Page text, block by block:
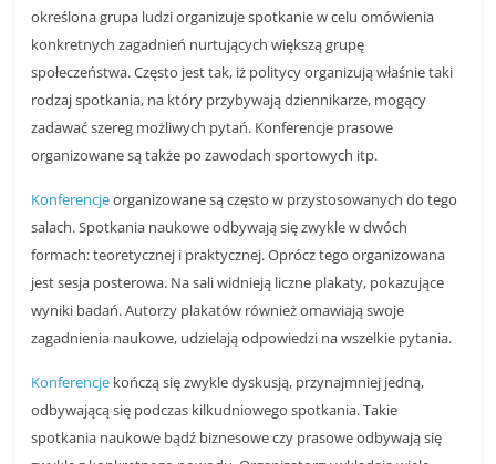
określona grupa ludzi organizuje spotkanie w celu omówienia
konkretnych zagadnień nurtujących większą grupę
społeczeństwa. Często jest tak, iż politycy organizują właśnie taki
rodzaj spotkania, na który przybywają dziennikarze, mogący
zadawać szereg możliwych pytań. Konferencje prasowe
organizowane są także po zawodach sportowych itp.
Konferencjeorganizowane są często w przystosowanych do tego
salach. Spotkania naukowe odbywają się zwykle w dwóch
formach: teoretycznej i praktycznej. Oprócz tego organizowana
jest sesja posterowa. Na sali widnieją liczne plakaty, pokazujące
wyniki badań. Autorzy plakatów również omawiają swoje
zagadnienia naukowe, udzielają odpowiedzi na wszelkie pytania.
Konferencje kończą się zwykle dyskusją, przynajmniej jedną,
odbywającą się podczas kilkudniowego spotkania. Takie
spotkania naukowe bądź biznesowe czy prasowe odbywają się